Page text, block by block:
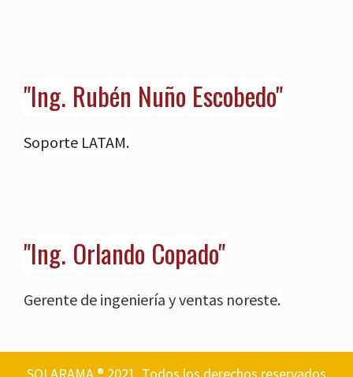
"Ing. Rubén Nuño Escobedo"
Soporte LATAM.
"Ing. Orlando Copado"
Gerente de ingeniería y ventas noreste.